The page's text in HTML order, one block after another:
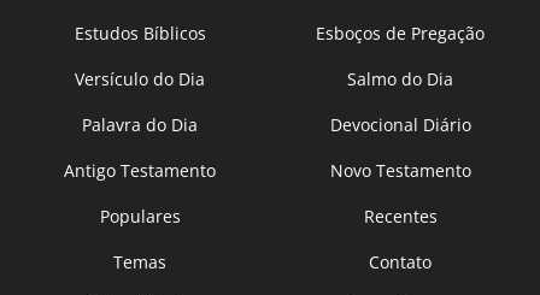
Estudos Bíblicos
Esboços de Pregação
Versículo do Dia
Salmo do Dia
Palavra do Dia
Devocional Diário
Antigo Testamento
Novo Testamento
Populares
Recentes
Temas
Contato